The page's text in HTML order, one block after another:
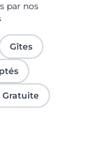
par nos
Gîtes